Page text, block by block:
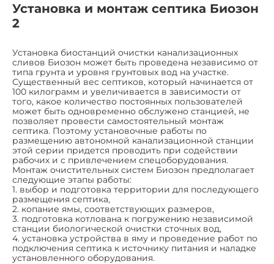
Установка и монтаж септика Биозон
2
Установка биостанций очистки канализационных
сливов Биозон может быть проведена независимо от
типа грунта и уровня грунтовых вод на участке.
Существенный вес септиков, который начинается от
100 килограмм и увеличивается в зависимости от
того, какое количество постоянных пользователей
может быть одновременно обслужено станцией, не
позволяет провести самостоятельный монтаж
септика. Поэтому установочные работы по
размещению автономной канализационной станции
этой серии придется проводить при содействии
рабочих и с привлечением спецоборудования.
Монтаж очистительных систем Биозон предполагает
следующие этапы работы:
1. выбор и подготовка территории для последующего
размещения септика,
2. копание ямы, соответствующих размеров,
3. подготовка котлована к погружению независимой
станции биологической очистки сточных вод,
4. установка устройства в яму и проведение работ по
подключения септика к источнику питания и наладке
установленного оборудования.